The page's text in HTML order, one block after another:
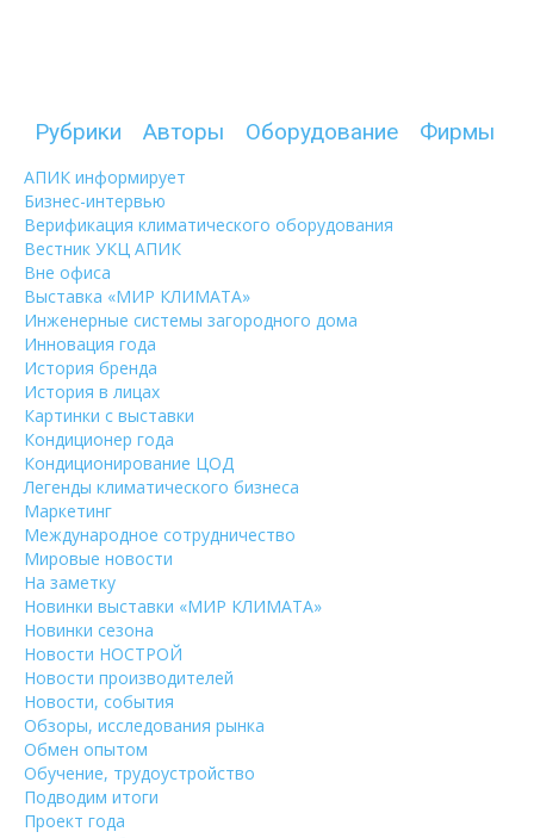
Рубрики Авторы Оборудование Фирмы
АПИК информирует
Бизнес-интервью
Верификация климатического оборудования
Вестник УКЦ АПИК
Вне офиса
Выставка «МИР КЛИМАТА»
Инженерные системы загородного дома
Инновация года
История бренда
История в лицах
Картинки с выставки
Кондиционер года
Кондиционирование ЦОД
Легенды климатического бизнеса
Маркетинг
Международное сотрудничество
Мировые новости
На заметку
Новинки выставки «МИР КЛИМАТА»
Новинки сезона
Новости НОСТРОЙ
Новости производителей
Новости, события
Обзоры, исследования рынка
Обмен опытом
Обучение, трудоустройство
Подводим итоги
Проект года